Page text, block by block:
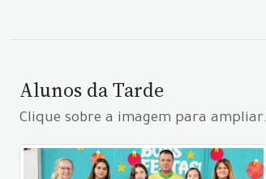
Alunos da Tarde
Clique sobre a imagem para ampliar.